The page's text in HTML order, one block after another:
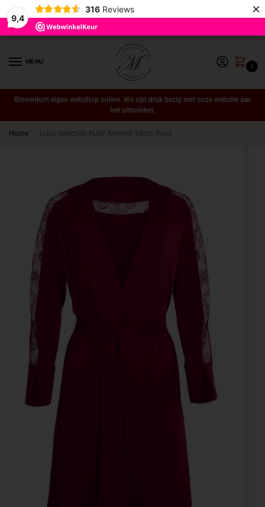
9,4
316 Reviews ×
MENU
0
Binnenkort eigen webshop online. We zijn druk bezig met onze website aan
het uitbreiden.
Home Lisca Selection RUBY Kimono 95cm Rood